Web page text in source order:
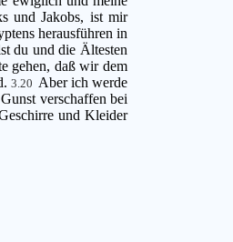
und Jakobs, ist mir
herausführen in
du und die Ältesten
gehen, daß wir dem
3.20 Aber ich werde
verschaffen bei
und Kleider